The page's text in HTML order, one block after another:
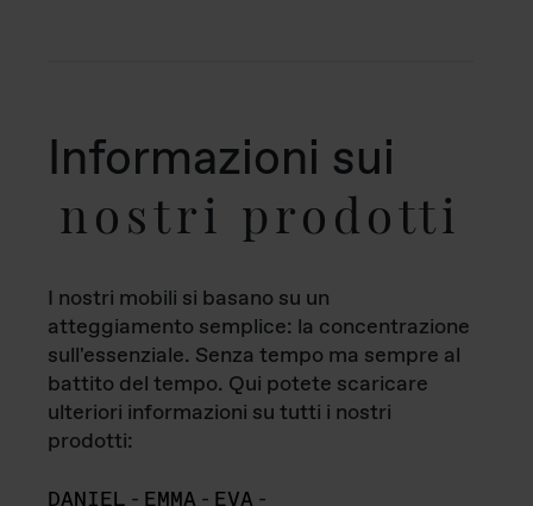
Informazioni sui
nostri prodotti
I nostri mobili si basano su un
atteggiamento semplice: la concentrazione
sull'essenziale. Senza tempo ma sempre al
battito del tempo. Qui potete scaricare
ulteriori informazioni su tutti i nostri
prodotti:
DANIEL - EMMA - EVA -